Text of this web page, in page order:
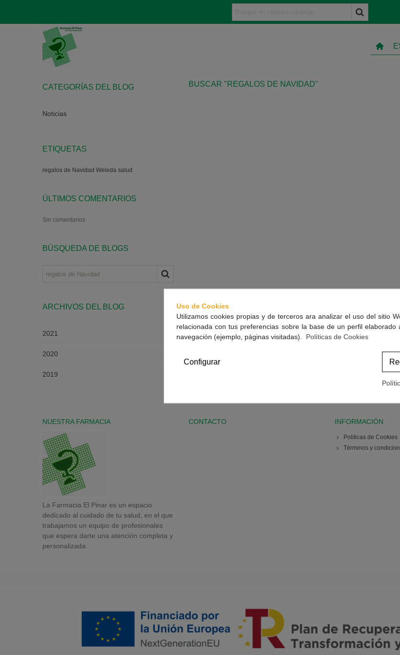
CATEGORÍAS DEL BLOG
Noticias
ETIQUETAS
regalos de Navidad Weleda salud
ÚLTIMOS COMENTARIOS
Sin comentarios
BÚSQUEDA DE BLOGS
ARCHIVOS DEL BLOG
2021
2020
2019
BUSCAR "REGALOS DE NAVIDAD"
NUESTRA FARMACIA
La Farmacia El Pinar es un espacio
dedicado al cuidado de tu salud, en el que
trabajamos un equipo de profesionales
que espera darte una atención completa y
personalizada.
CONTACTO INFORMACIÓN
Politicas de Cookies
Términos y
Uso de Cookies
Utilizamos cookies propias y de terceros ara analizar el uso del sitio
relacionada con tus preferencias sobre la base de un perfil
navegación (ejemplo, páginas visitadas). Políticas de Cookies
Configurar